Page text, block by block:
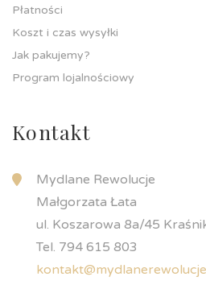
Płatności
Koszt i czas wysyłki
Jak pakujemy?
Program lojalnościowy
Kontakt
Mydlane Rewolucje
Małgorzata Łata
ul. Koszarowa 8a/45
Tel. 794 615 803